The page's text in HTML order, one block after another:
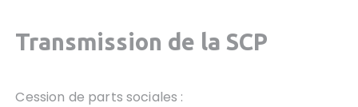
Transmission de la SCP
Cession de parts sociales :